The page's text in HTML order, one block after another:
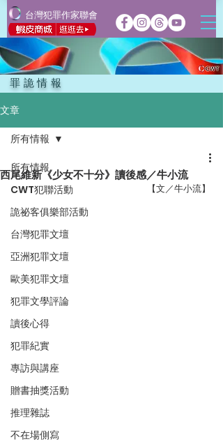
台灣犯罪作家聯會
罪詭情報
文章
所有情報
CWT犯聯活動
詭祕客俱樂部活動
台灣犯罪文壇
亞洲犯罪文壇
歐美犯罪文壇
犯罪文學評論
讀後心得
犯罪紀實
專訪與講座
贈書抽獎活動
推理雜誌
不在場側寫
所有情報
西尾維新《少女不十分》讀後感／牛小流
【文／牛小流】